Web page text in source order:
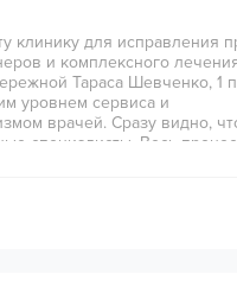
клинику для исправления
и комплексного
Тараса Шевченко, 1
уровнем сервиса и
врачей. Сразу видно,
специалисты. Весь
каналов прошло
Рекомендую